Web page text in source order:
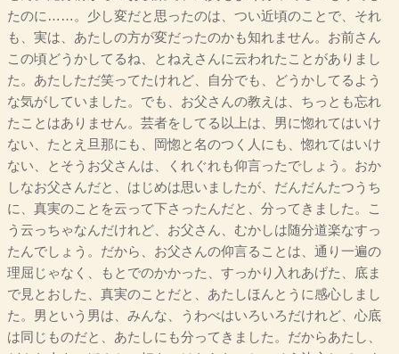
たのに……。少し変だと思ったのは、つい近頃のことで、それ
も、実は、あたしの方が変だったのかも知れません。お前さん
この頃どうかしてるね、とねえさんに云われたことがありまし
た。あたしただ笑ってたけれど、自分でも、どうかしてるよう
な気がしていました。でも、お父さんの教えは、ちっとも忘れ
たことはありません。芸者をしてる以上は、男に惚れてはいけ
ない、たとえ旦那にも、岡惚と名のつく人にも、惚れてはいけ
ない、とそうお父さんは、くれぐれも仰言ったでしょう。おか
しなお父さんだと、はじめは思いましたが、だんだんたつうち
に、真実のことを云って下さったんだと、分ってきました。こ
う云っちゃなんだけれど、お父さん、むかしは随分道楽なすっ
たんでしょう。だから、お父さんの仰言ることは、通り一遍の
理屈じゃなく、もとでのかかった、すっかり入れあげた、底ま
で見とおした、真実のことだと、あたしほんとうに感心しまし
た。男という男は、みんな、うわべはいろいろだけれど、心底
は同じものだと、あたしにも分ってきました。だからあたし、